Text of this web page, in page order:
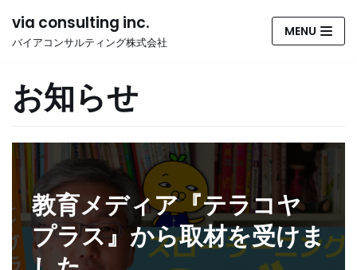
コ
ン
ツ
へ
プ
via consulting inc.
バイアコンサルティング株式会社
MENU
お知らせ
教育メディア『テラコヤ
プラス』から取材を受けま